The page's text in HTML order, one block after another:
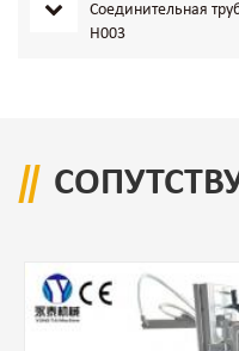
Соединительная
H003